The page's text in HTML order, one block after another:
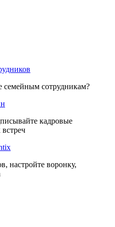
семейным сотрудникам?
кадровые
настройте воронку,